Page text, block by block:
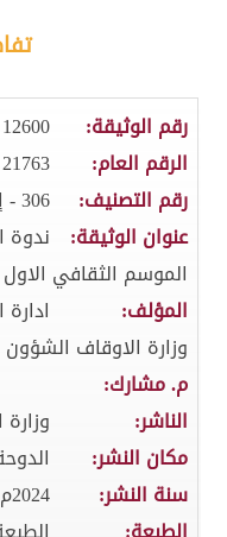
رقم الوثيقة:
12600
الرقم العام:
21763
رقم التصنيف:
306 - إ د.ن
عنوان الوثيقة:
ندوة
الموسم الثقافي الاول
المؤلف:
وزارة الاوقاف
م. مشارك:
الناشر:
مكان النشر:
سنة النشر:
2024م